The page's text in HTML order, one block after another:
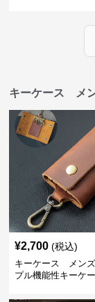
キーケース メ
¥2,700 (税込)
キーケース メン
プル機能性キーケ